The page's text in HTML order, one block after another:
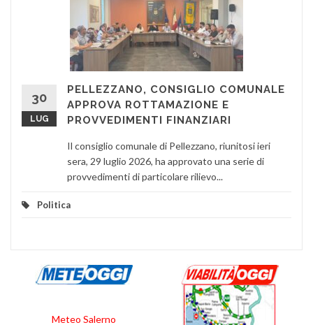
30
LUG
PELLEZZANO, CONSIGLIO COMUNALE
APPROVA ROTTAMAZIONE E
PROVVEDIMENTI FINANZIARI
Il consiglio comunale di Pellezzano, riunitosi ieri
sera, 29 luglio 2026, ha approvato una serie di
provvedimenti di particolare rilievo...
Politica
Meteo Salerno